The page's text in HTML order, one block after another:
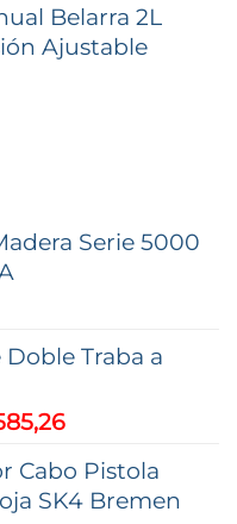
Belarra 2L
Ajustable
Serie 5000
Traba a
Rango
precios:
desde
Cabo Pistola
SK4 Bremen